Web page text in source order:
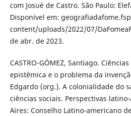
com Josué de Castro. São Paulo:
Disponível em:
content/uploads/2022/07/
de abr. de 2023.
CASTRO-GÓMEZ, Santiago.
epistêmica e o problema da
Edgardo (org.). A colonialidade do
ciências sociais. Perspectivas
Aires: Conselho Latino-americano